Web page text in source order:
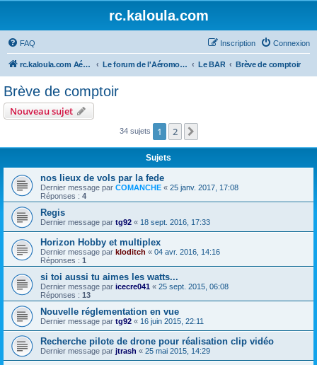
rc.kaloula.com
FAQ Connexion
Inscription
rc.kaloula.com Aéromodélisme Le forum de l'Aéromodélisme Le BAR Brève de comptoir
Brève de comptoir
Nouveau sujet
34 sujets 1 2
Sujets
nos lieux de vols par la fede
Dernier message par COMANCHE « 25 janv. 2017, 17:08
Réponses : 4
Regis
Dernier message par tg92 « 18 sept. 2016, 17:33
Horizon Hobby et multiplex
Dernier message par kloditch « 04 avr. 2016, 14:16
Réponses : 1
si toi aussi tu aimes les watts...
Dernier message par icecre041 « 25 sept. 2015, 06:08
Réponses : 13
Nouvelle réglementation en vue
Dernier message par tg92 « 16 juin 2015, 22:11
Recherche pilote de drone pour réalisation clip vidéo
Dernier message par jtrash « 25 mai 2015, 14:29